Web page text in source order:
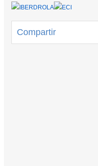
Compartir